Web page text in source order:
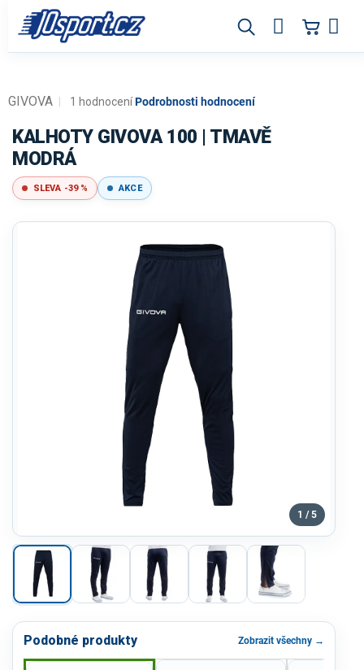
obsah
Průměrné
produktu
je
1,0
z
5
1 hodnocení Podrobnosti hodnocení
GIVOVA
KALHOTY GIVOVA 100 | TMAVĚ
MODRÁ
SLEVA -39 % AKCE
1 / 5
Podobné produkty Zobrazit všechny →